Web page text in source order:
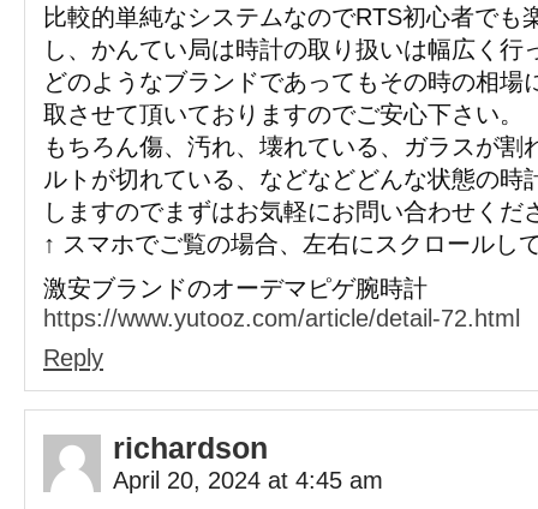
比較的単純なシステムなのでRTS初心者でも
し、かんてい局は時計の取り扱いは幅広く行
どのようなブランドであってもその時の相場
取させて頂いておりますのでご安心下さい。
もちろん傷、汚れ、壊れている、ガラスが割
ルトが切れている、などなどどんな状態の時
しますのでまずはお気軽にお問い合わせくだ
↑ スマホでご覧の場合、左右にスクロールし
激安ブランドのオーデマピゲ腕時計
https://www.yutooz.com/article/detail-72.html
Reply
richardson
April 20, 2024 at 4:45 am